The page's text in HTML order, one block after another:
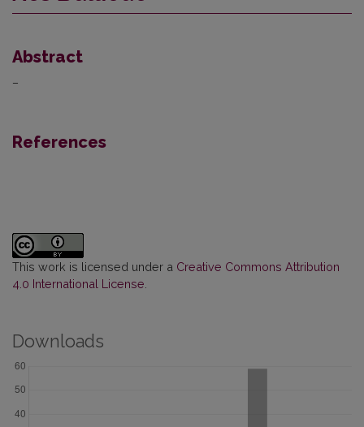
Abstract
–
References
This work is licensed under a Creative Commons Attribution
4.0 International License
Downloads